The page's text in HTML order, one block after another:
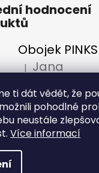
ti dát vědět, že
pohodlné
neustále
Více informací
hodnocení
Obojek
Hodnocení
| Jana
veselé barvy, je